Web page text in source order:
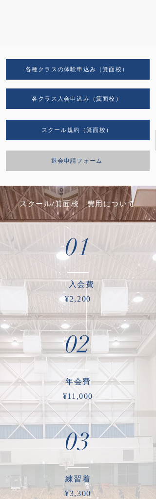
各種クラスの体験申込み（箕面校）
各クラス入会申込み（箕面校）
スクール規約（箕面校）
退会申請フォーム
​スクール/箕面校 費用について
01
​入会費
¥2,200
02
​年会費
¥11,000
03
​練習着
¥3,300